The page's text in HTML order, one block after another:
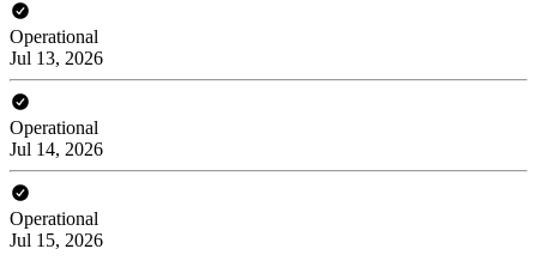
Operational
Jul 13, 2026
Operational
Jul 14, 2026
Operational
Jul 15, 2026